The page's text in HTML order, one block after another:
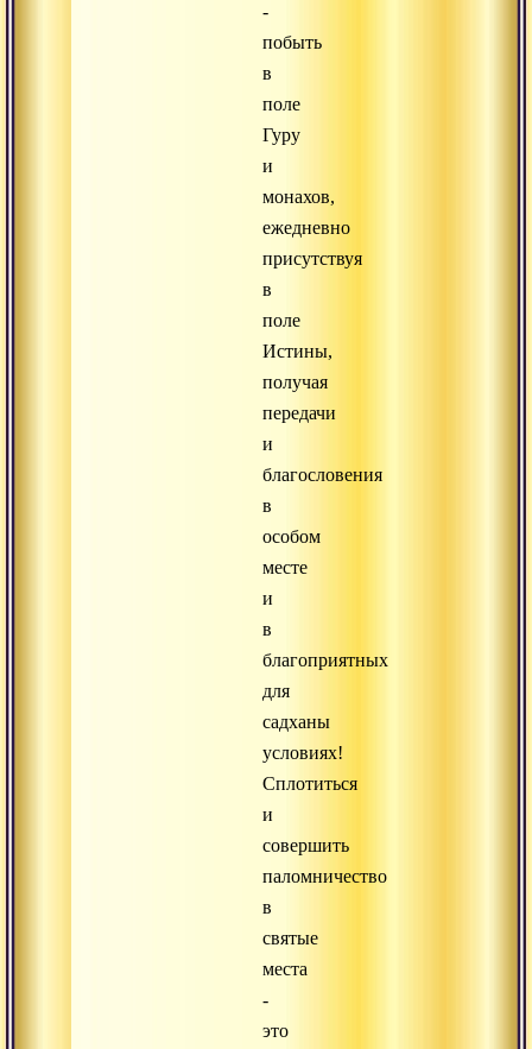
-
побыть
в
поле
Гуру
и
монахов,
ежедневно
присутствуя
в
поле
Истины,
получая
передачи
и
благословения
в
особом
месте
и
в
благоприятных
для
садханы
условиях!
Сплотиться
и
совершить
паломничество
в
святые
места
-
это